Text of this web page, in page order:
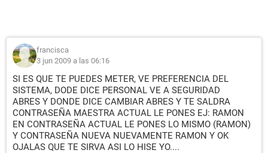
francisca
3 jun 2009 a las 06:16
SI ES QUE TE PUEDES METER, VE PREFERENCIA DEL
SISTEMA, DODE DICE PERSONAL VE A SEGURIDAD
ABRES Y DONDE DICE CAMBIAR ABRES Y TE SALDRA
CONTRASEÑA MAESTRA ACTUAL LE PONES EJ: RAMON
EN CONTRASEÑA ACTUAL LE PONES LO MISMO (RAMON)
Y CONTRASEÑA NUEVA NUEVAMENTE RAMON Y OK
OJALAS QUE TE SIRVA ASI LO HISE YO....